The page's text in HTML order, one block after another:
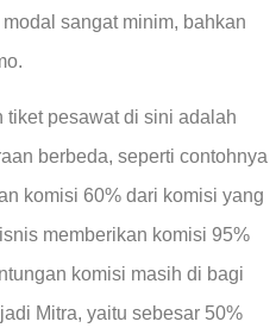
sangat minim, bahkan
tiket pesawat di sini adalah
berbeda, seperti contohnya
komisi 60% dari komisi yang
memberikan komisi 95%
komisi masih di bagi
Mitra, yaitu sebesar 50%